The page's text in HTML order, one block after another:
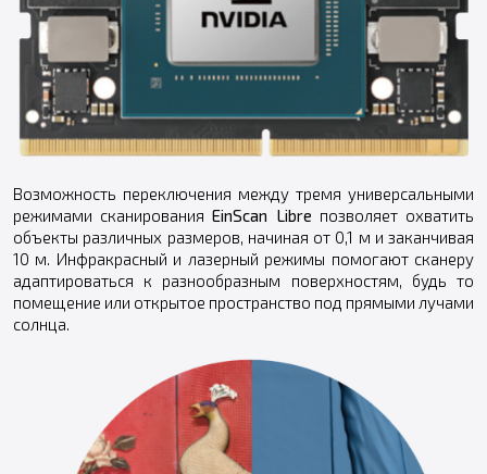
Возможность переключения между тремя универсальными
режимами сканированияEinScan Libre позволяет охватить
объекты различных размеров, начиная от 0,1 м и заканчивая
10 м. Инфракрасный и лазерный режимы помогают сканеру
адаптироваться к разнообразным поверхностям, будь то
помещение или открытое пространство под прямыми лучами
солнца.